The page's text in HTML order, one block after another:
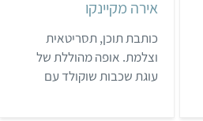
אירה מקיינקו
כותבת תוכן, תסריטאית
וצלמת. אופה מהוללת של
עוגת שכבות שוקולד עם